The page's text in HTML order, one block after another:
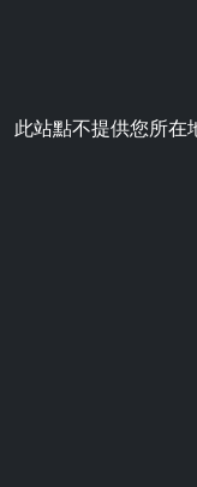
此站點不提供您所在